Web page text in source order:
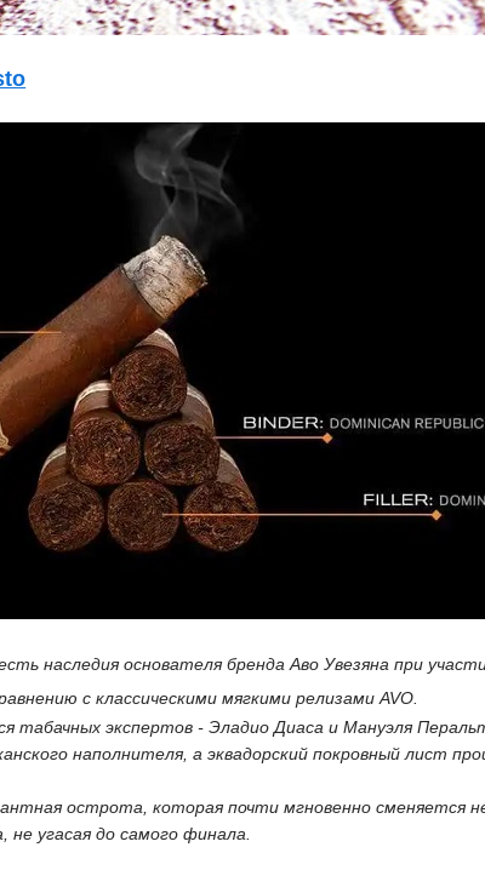
наследия основателя бренда Аво Увезяна при
с классическими мягкими релизами AVO.
экспертов - Эладио Диаса и Мануэля
наполнителя, а эквадорский покровный лист
острота, которая почти мгновенно
угасая до самого финала.